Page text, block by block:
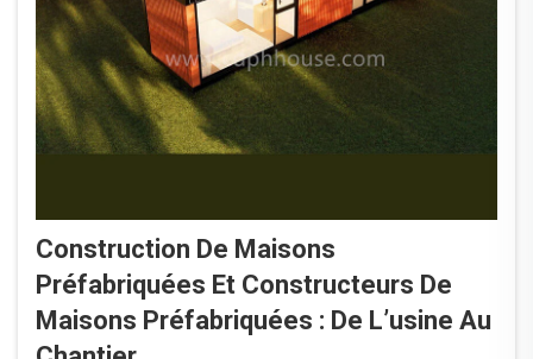
Construction De Maisons
Préfabriquées Et Constructeurs De
Maisons Préfabriquées : De L’usine Au